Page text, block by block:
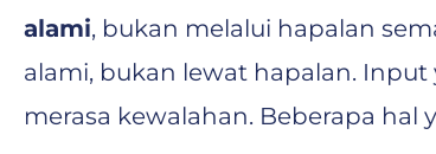
alami, bukan melalui hapalan
alami, bukan lewat hapalan.
merasa kewalahan. Beberapa hal